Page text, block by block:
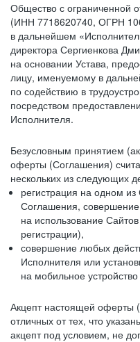
Общество с ограниченной
(ИНН 7718620740, ОГРН
в дальнейшем
директора Сергиенкова
на основании Устава,
лицу, именуемому в
по содействию в
посредством
Исполнителя.
Безусловным принятием
оферты (Соглашения)
нескольких из следующих
регистрация на одном
Соглашения,
на использование
регистрации),
совершение любых
Исполнителя или
на мобильное
Акцепт настоящей оферты
отличных от тех, что
акцепт под условием, не